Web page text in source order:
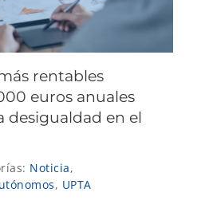
rentables
euros anuales
desigualdad en el
Noticia,
, UPTA